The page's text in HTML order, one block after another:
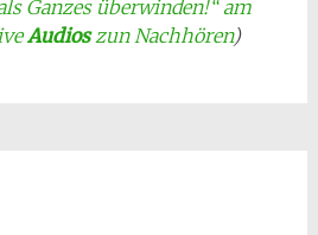
Ganzes überwinden!“ am
Audioszun Nachhören)